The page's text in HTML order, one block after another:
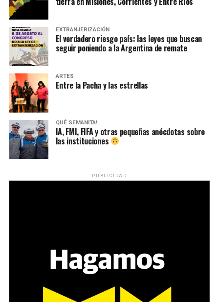
EXTRANJERIZACIÓN
El verdadero riesgo país: las leyes que buscan
seguir poniendo a la Argentina de remate
ARTES
Entre la Pacha y las estrellas
QUÉ SEMANITA!
IA, FMI, FIFA y otras pequeñas anécdotas sobre
las instituciones
PUBLICIDAD